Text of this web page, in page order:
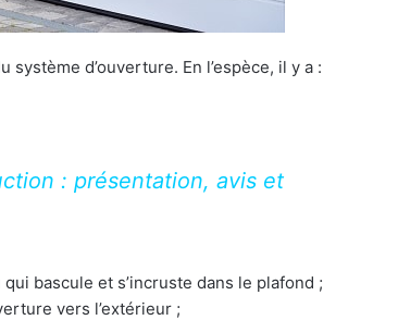
d’ouverture. En l’espèce, il y a :
: présentation, avis et
qui bascule et s’incruste dans le plafond ;
vers l’extérieur ;